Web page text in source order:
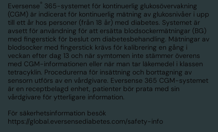
Eversense® 365-systemet för kontinuerlig glukosövervakning
(CGM) är indicerat för kontinuerlig mätning av glukosnivåer i upp
till ett år hos personer (från 18 år) med diabetes. Systemet är
avsett för användning för att ersätta blodsockermätningar (BG)
med fingerstick för beslut om diabetesbehandling. Mätningar av
blodsocker med fingerstick krävs för kalibrering en gång i
veckan efter dag 13 och när symtomen inte stämmer överens
med CGM-informationen eller när man tar läkemedel i klassen
tetracyklin. Procedurerna för insättning och borttagning av
sensorn utförs av en vårdgivare. Eversense 365 CGM-systemet
är en receptbelagd enhet, patienter bör prata med sin
vårdgivare för ytterligare information.
För säkerhetsinformation besök
https://global.eversensediabetes.com/safety-info